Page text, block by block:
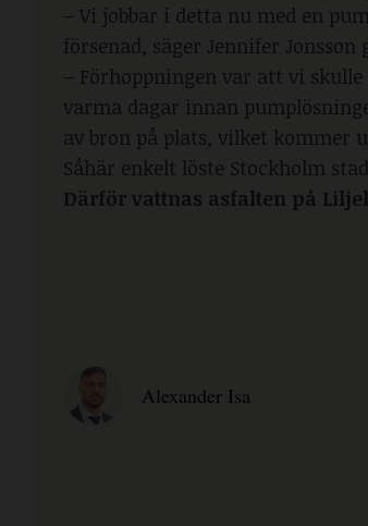
– Vi jobbar i detta nu med en
försenad, säger Jennifer
– Förhoppningen var att vi
varma dagar innan
av bron på plats, vilket kommer
Såhär enkelt löste Stockholm
Därför vattnas asfalten på
Alexander Isa